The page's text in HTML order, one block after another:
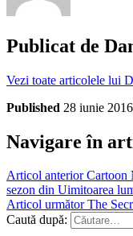
Publicat de
Vezi toate articolele lui
Published 28 iunie 2016
Navigare în
Articol anteriorCartoon
sezon din Uimitoarea
Articol următorThe
Caută după: